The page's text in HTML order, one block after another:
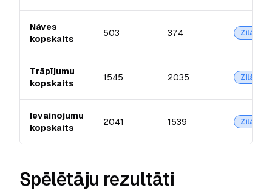
Nāves
kopskaits
503 374 Zilā
Trāpījumu
kopskaits
1545 2035 Zilā
Ievainojumu
kopskaits
2041 1539 Zilā
Spēlētāju rezultāti